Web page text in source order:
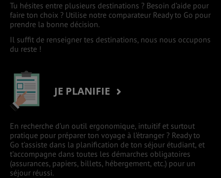
Tu hésites entre plusieurs destinations ? Besoin d’aide pour
faire ton choix ? Utilise notre comparateur Ready to Go pour
prendre la bonne décision.
Il suffit de renseigner tes destinations, nous nous occupons
du reste !
JE PLANIFIE
En recherche d’un outil ergonomique, intuitif et surtout
pratique pour préparer ton voyage à l’étranger ? Ready to
Go t’assiste dans la planification de ton séjour étudiant, et
t’accompagne dans toutes les démarches obligatoires
(assurances, papiers, billets, hébergement, etc.) pour un
séjour réussi.